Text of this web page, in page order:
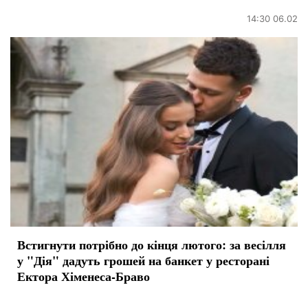
14:30 06.02
Встигнути потрібно до кінця лютого: за весілля
у "Дія" дадуть грошей на банкет у ресторані
Ектора Хіменеса-Браво